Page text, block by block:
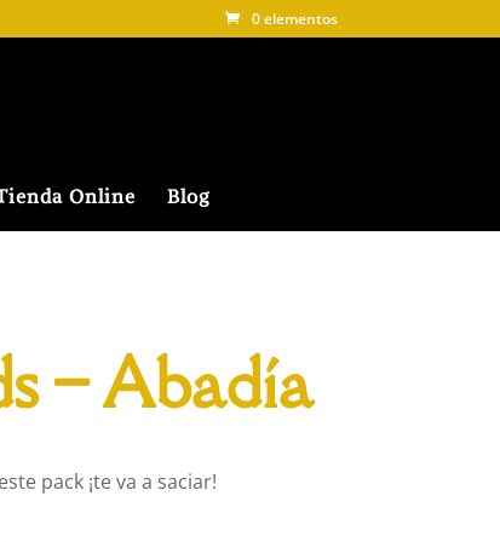
0 elementos
Online Blog
– Abadía
pack ¡te va a saciar!